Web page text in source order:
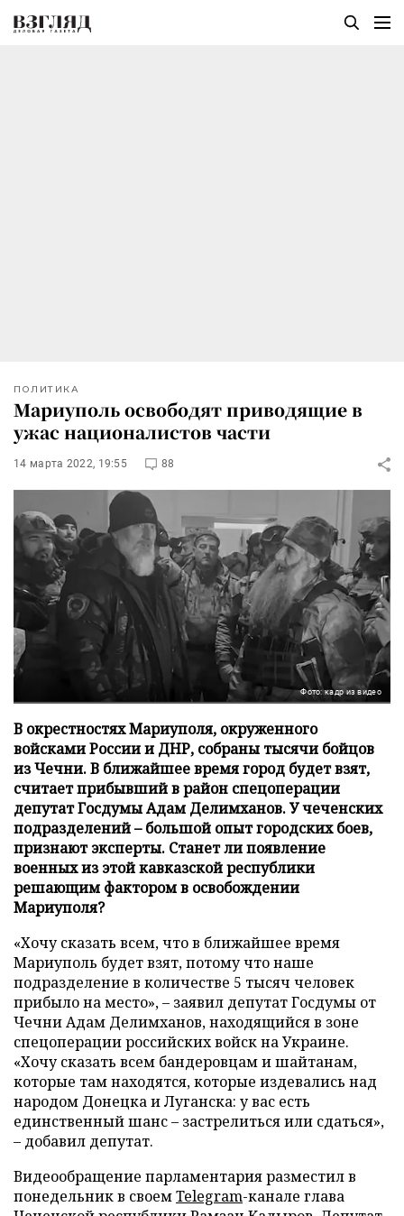
ПОЛИТИКА
Мариуполь освободят приводящие в
ужас националистов части
14 марта 2022, 19:55 88
Фото: кадр из видео
В окрестностях Мариуполя, окруженного
войсками России и ДНР, собраны тысячи бойцов
из Чечни. В ближайшее время город будет взят,
считает прибывший в район спецоперации
депутат Госдумы Адам Делимханов. У чеченских
подразделений – большой опыт городских боев,
признают эксперты. Станет ли появление
военных из этой кавказской республики
решающим фактором в освобождении
Мариуполя?
«Хочу сказать всем, что в ближайшее время
Мариуполь будет взят, потому что наше
подразделение в количестве 5 тысяч человек
прибыло на место», – заявил депутат Госдумы от
Чечни Адам Делимханов, находящийся в зоне
спецоперации российских войск на Украине.
«Хочу сказать всем бандеровцам и шайтанам,
которые там находятся, которые издевались над
народом Донецка и Луганска: у вас есть
единственный шанс – застрелиться или сдаться»,
– добавил депутат.
Видеообращение парламентария разместил в
понедельник в своемTelegram-канале глава